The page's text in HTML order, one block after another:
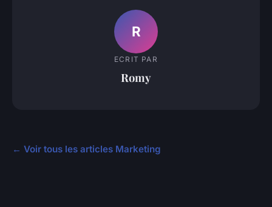
R
ECRIT PAR
Romy
← Voir tous les articles Marketing